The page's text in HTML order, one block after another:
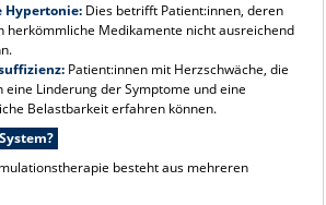
Hypertonie: Dies betrifft Patient:innen, deren
herkömmliche Medikamente nicht ausreichend
Patient:innen mit Herzschwäche, die
eine Linderung der Symptome und eine
Belastbarkeit erfahren können.
besteht aus mehreren